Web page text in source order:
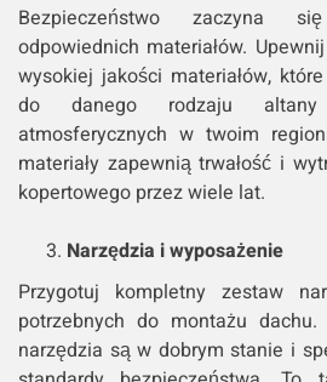
Bezpieczeństwo zaczyna
odpowiednich materiałów.
wysokiej jakości materiałów,
do danego rodzaju
atmosferycznych w twoim
materiały zapewnią trwałość i
kopertowego przez wiele lat.
Narzędzia i wyposażenie
Przygotuj kompletny zestaw
potrzebnych do montażu
narzędzia są w dobrym stanie i